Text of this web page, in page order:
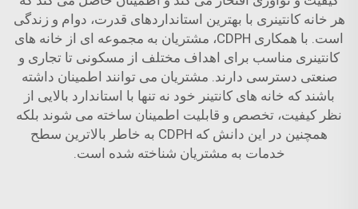
هر خانه کانتینری با بهترین استانداردهای قدرت، دوام و زندگی
است. با همکاری CDPH، مشتریان به مجموعه ای از خانه های
کانتینری مناسب برای اهداف مختلف از مسکونی تا تجاری و
صنعتی دسترسی دارند. مشتریان می توانند اطمینان داشته
باشند که خانه های کانتینر خود نه تنها با استاندارد بالایی از
نظر کیفیت، تخصص و قابلیت اطمینان ساخته می شوند بلکه
همچنین در این دانش که CDPH به خاطر بالاترین سطح
خدمات به مشتریان شناخته شده است.